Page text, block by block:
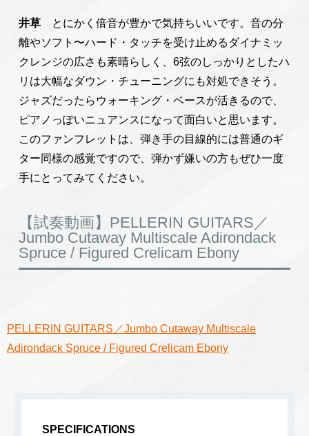
井草
とにかく倍音が豊かで気持ちいいです。音の分
離やソフト〜ハード・タッチを受け止めるダイナミッ
クレンジの広さも素晴らしく、6弦のしっかりとしたハ
リは大幅なダウン・チューニングにも対処できそう。
ジャズだったらウォーキング・ベースが活きるので、
ピアノっぽいニュアンスになって面白いと思います。
このファンフレットは、弾き手の目線的には普通のギ
ター同様の感覚ですので、弾かず嫌いの方もぜひ一度
手にとってみてください。
【試奏動画】PELLERIN GUITARS／
Jumbo Cutaway Multiscale Adirondack
Spruce / Figured Crelicam Ebony
PELLERIN GUITARS／Jumbo Cutaway Multiscale
Adirondack Spruce / Figured Crelicam Ebony
SPECIFICATIONS